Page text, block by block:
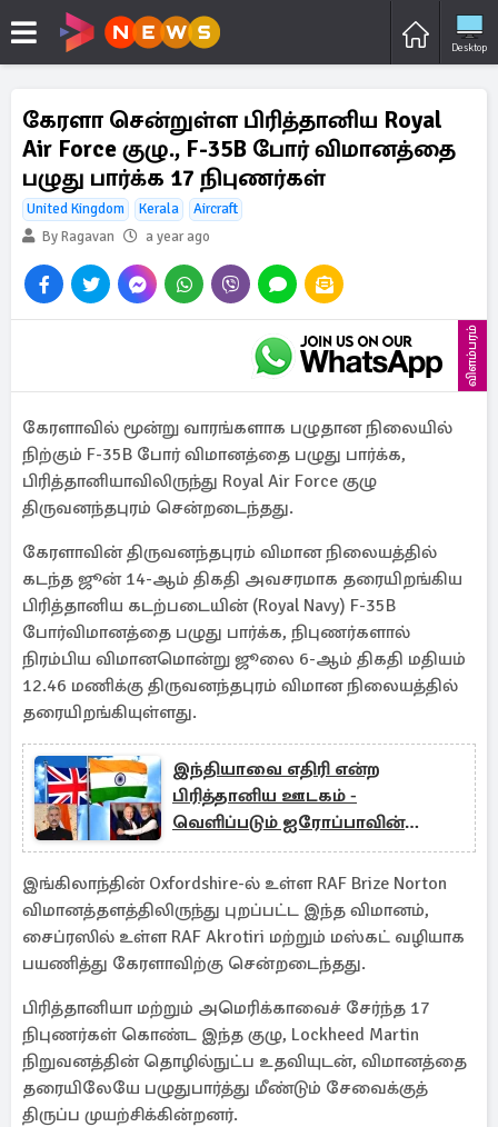
Desktop
கேரளா சென்றுள்ள பிரித்தானிய Royal
Air Force குழு., F-35B போர் விமானத்தை
பழுது பார்க்க 17 நிபுணர்கள்
United Kingdom Kerala
Aircraft
By Ragavan
a year ago
விளம்பரம்
கேரளாவில் மூன்று வாரங்களாக பழுதான நிலையில்
நிற்கும் F-35B போர் விமானத்தை பழுது பார்க்க,
பிரித்தானியாவிலிருந்து Royal Air Force குழு
திருவனந்தபுரம் சென்றடைந்தது.
கேரளாவின் திருவனந்தபுரம் விமான நிலையத்தில்
கடந்த ஜூன் 14-ஆம் திகதி அவசரமாக தரையிறங்கிய
பிரித்தானிய கடற்படையின் (Royal Navy) F-35B
போர்விமானத்தை பழுது பார்க்க, நிபுணர்களால்
நிரம்பிய விமானமொன்று ஜூலை 6-ஆம் திகதி மதியம்
12.46 மணிக்கு திருவனந்தபுரம் விமான நிலையத்தில்
தரையிறங்கியுள்ளது.
இந்தியாவை எதிரி என்ற
பிரித்தானிய ஊடகம் -
வெளிப்படும் ஐரோப்பாவின்
இரட்டை முகம்
இங்கிலாந்தின் Oxfordshire-ல் உள்ள RAF Brize Norton
விமானத்தளத்திலிருந்து புறப்பட்ட இந்த விமானம்,
சைப்ரஸில் உள்ள RAF Akrotiri மற்றும் மஸ்கட் வழியாக
பயணித்து கேரளாவிற்கு சென்றடைந்தது.
பிரித்தானியா மற்றும் அமெரிக்காவைச் சேர்ந்த 17
நிபுணர்கள் கொண்ட இந்த குழு, Lockheed Martin
நிறுவனத்தின் தொழில்நுட்ப உதவியுடன், விமானத்தை
தரையிலேயே பழுதுபார்த்து மீண்டும் சேவைக்குத்
திருப்ப முயற்சிக்கின்றனர்.